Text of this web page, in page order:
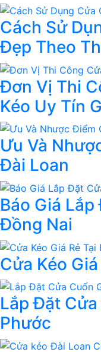
Cách Sử
Đẹp Theo
Đơn Vị Thi
Kéo Uy Tín
Ưu Và
Đài Loan
Báo Giá
Đồng Nai
Cửa Kéo
Lắp Đặt Cửa
Phước